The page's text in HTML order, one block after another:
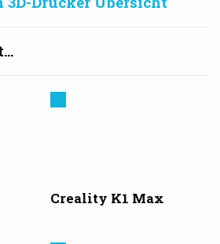
Creality K1 Max